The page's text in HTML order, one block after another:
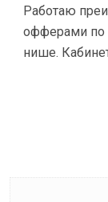
Работаю
офферами по
нише.